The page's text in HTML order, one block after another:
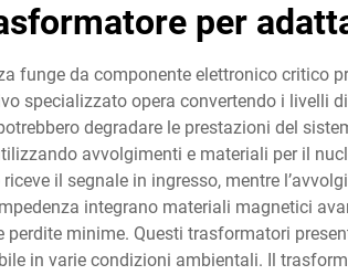
per
funge da componente elettronico
specializzato opera convertendo i
degradare le prestazioni del
avvolgimenti e materiali per il
il segnale in ingresso, mentre
integrano materiali magnetici
minime. Questi trasformatori
in varie condizioni ambientali. Il